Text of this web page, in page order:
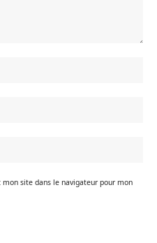
site dans le navigateur pour mon